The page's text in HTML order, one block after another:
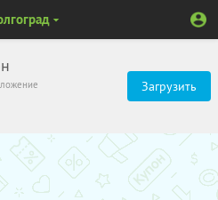
Загрузить